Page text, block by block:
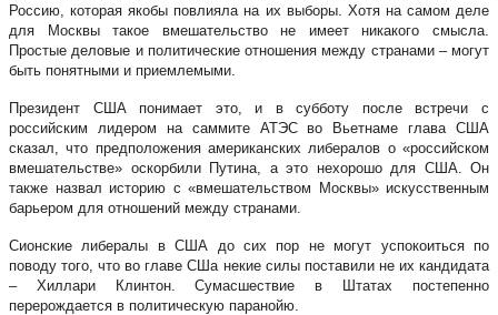
Россию, которая якобы повлияла на их выборы. Хотя на самом деле
для Москвы такое вмешательство не имеет никакого смысла.
Простые деловые и политические отношения между странами – могут
быть понятными и приемлемыми.
Президент США понимает это, и в субботу после встречи с
российским лидером на саммите АТЭС во Вьетнаме глава США
сказал, что предположения американских либералов о «российском
вмешательстве» оскорбили Путина, а это нехорошо для США. Он
также назвал историю с «вмешательством Москвы» искусственным
барьером для отношений между странами.
Сионские либералы в США до сих пор не могут успокоиться по
поводу того, что во главе СШа некие силы поставили не их кандидата
– Хиллари Клинтон. Сумасшествие в Штатах постепенно
перерождается в политическую паранойю.